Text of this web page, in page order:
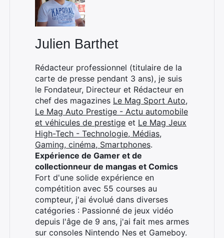
Julien Barthet
Rédacteur professionnel (titulaire de la
carte de presse pendant 3 ans), je suis
le Fondateur, Directeur et Rédacteur en
chef des magazines Le Mag Sport Auto,
Le Mag Auto Prestige - Actu automobile
et véhicules de prestige et Le Mag Jeux
High-Tech - Technologie, Médias,
Gaming, cinéma, Smartphones.
Expérience de Gamer et de
collectionneur de mangas et Comics
Fort d'une solide expérience en
compétition avec 55 courses au
compteur, j'ai évolué dans diverses
catégories : Passionné de jeux vidéo
depuis l'âge de 9 ans, j'ai fait mes armes
sur consoles Nintendo Nes et Gameboy.
Rechercher